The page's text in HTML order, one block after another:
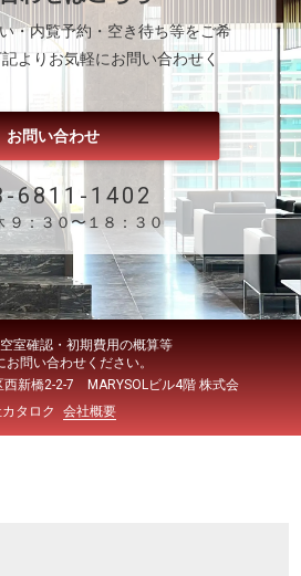
・内覧予約・空き待ち等をご希
よりお気軽にお問い合わせく
お問い合わせ
6811-1402
９：３０〜１８：３０
室確認・初期費用の概算等
お問い合わせください。
新橋2-2-7 MARYSOLビル4階 株式会
タロク
会社概要